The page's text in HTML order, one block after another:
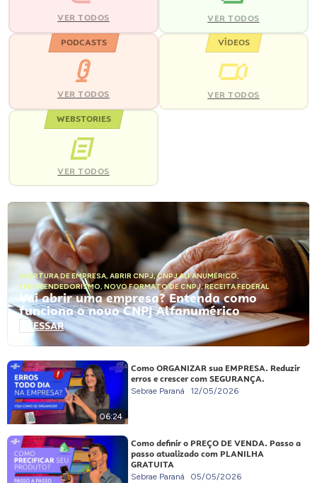
VER TODOS VER TODOS
PODCASTS
VER TODOS
VÍDEOS
VER TODOS
WEBSTORIES
VER TODOS
ABERTURA DE EMPRESA, ABRIR CNPJ,CNPJ ALFANUMÉRICO,
EMPREENDEDORISMO, NOVO FORMATO DE CNPJ,RECEITA FEDERAL
Vai abrir uma empresa? Entenda como
funciona o novo CNPJ Alfanumérico
ACESSAR
06:24
Como ORGANIZAR sua EMPRESA. Reduzir
erros e crescer com SEGURANÇA.
Sebrae Paraná 12/05/2026
Como definir o PREÇO DE VENDA. Passo a
passo atualizado com PLANILHA
GRATUITA
Sebrae Paraná 05/05/2026